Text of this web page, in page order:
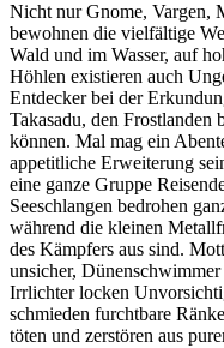
Nicht nur Gnome, Vargen,
bewohnen die vielfältige
Wald und im Wasser, auf
Höhlen existieren auch
Entdecker bei der
Takasadu, den Frostlanden
können. Mal mag ein
appetitliche Erweiterung
eine ganze Gruppe
Seeschlangen bedrohen
während die kleinen
des Kämpfers aus sind.
unsicher,
Irrlichter locken
schmieden furchtbare
töten und zerstören aus